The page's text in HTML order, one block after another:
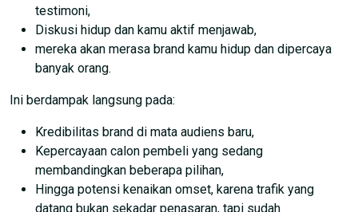
testimoni,
Diskusi hidup dan kamu aktif menjawab,
mereka akan merasa brand kamu hidup dan dipercaya
banyak orang.
Ini berdampak langsung pada:
Kredibilitas brand di mata audiens baru,
Kepercayaan calon pembeli yang sedang
membandingkan beberapa pilihan,
Hingga potensi kenaikan omset, karena trafik yang
datang bukan sekadar penasaran, tapi sudah